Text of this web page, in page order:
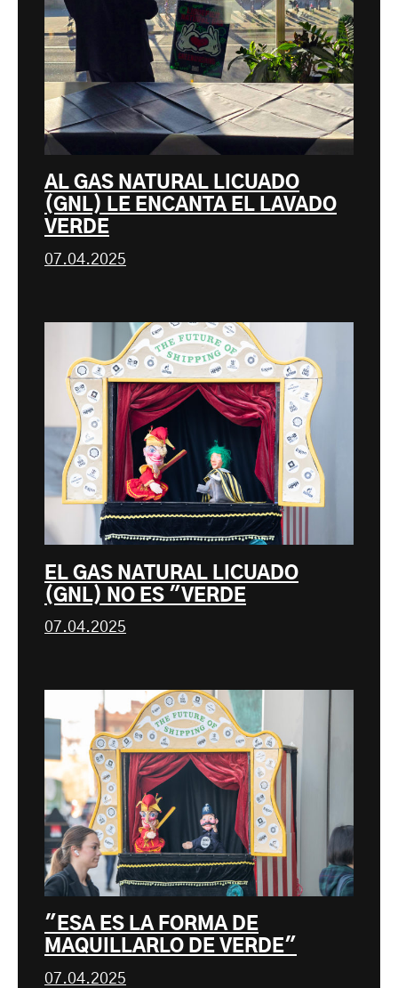
AL GAS NATURAL LICUADO
(GNL) LE ENCANTA EL LAVADO
VERDE
07.04.2025
EL GAS NATURAL LICUADO
(GNL) NO ES "VERDE
07.04.2025
"ESA ES LA FORMA DE
MAQUILLARLO DE VERDE"
07.04.2025